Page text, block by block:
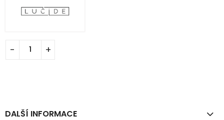
DALŠÍ INFORMACE